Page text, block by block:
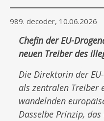
989. decoder, 10.06.2026
Chefin der EU-
neuen Treiber des
Die Direktorin der
als zentralen Treiber
wandelnden
Dasselbe Prinzip,